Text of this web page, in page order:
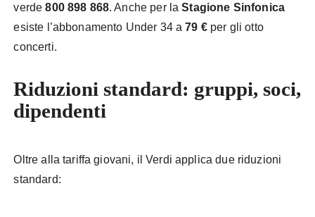
verde800 898 868. Anche per laStagione Sinfonica
esiste l’abbonamento Under 34 a79 €per gli otto
concerti.
Riduzioni standard: gruppi, soci,
dipendenti
Oltre alla tariffa giovani, il Verdi applica due riduzioni
standard: